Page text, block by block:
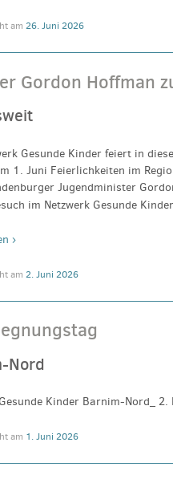
am 26. Juni 2026
Gordon Hoffman
Gesunde Kinder feiert in
1. Juni Feierlichkeiten im
Jugendminister
im Netzwerk Gesunde
›
am 2. Juni 2026
Nord
Kinder Barnim-Nord_ 2.
am 1. Juni 2026